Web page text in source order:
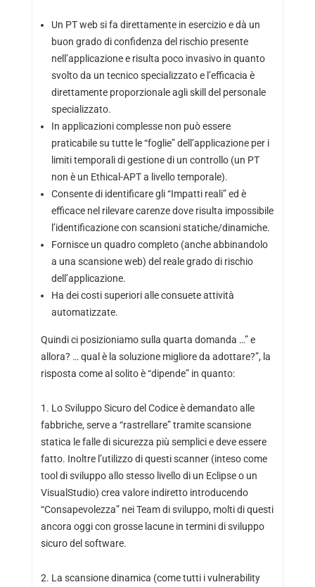
Un PT web si fa direttamente in esercizio e dà un
buon grado di confidenza del rischio presente
nell’applicazione e risulta poco invasivo in quanto
svolto da un tecnico specializzato e l’efficacia è
direttamente proporzionale agli skill del personale
specializzato.
In applicazioni complesse non può essere
praticabile su tutte le “foglie” dell’applicazione per i
limiti temporali di gestione di un controllo (un PT
non è un Ethical-APT a livello temporale).
Consente di identificare gli “Impatti reali” ed è
efficace nel rilevare carenze dove risulta impossibile
l’identificazione con scansioni statiche/dinamiche.
Fornisce un quadro completo (anche abbinandolo
a una scansione web) del reale grado di rischio
dell’applicazione.
Ha dei costi superiori alle consuete attività
automatizzate.
Quindi ci posizioniamo sulla quarta domanda …” e
allora? … qual è la soluzione migliore da adottare?”, la
risposta come al solito è “dipende” in quanto:
1. Lo Sviluppo Sicuro del Codice è demandato alle
fabbriche, serve a “rastrellare” tramite scansione
statica le falle di sicurezza più semplici e deve essere
fatto. Inoltre l’utilizzo di questi scanner (inteso come
tool di sviluppo allo stesso livello di un Eclipse o un
VisualStudio) crea valore indiretto introducendo
“Consapevolezza” nei Team di sviluppo, molti di questi
ancora oggi con grosse lacune in termini di sviluppo
sicuro del software.
2. La scansione dinamica (come tutti i vulnerability